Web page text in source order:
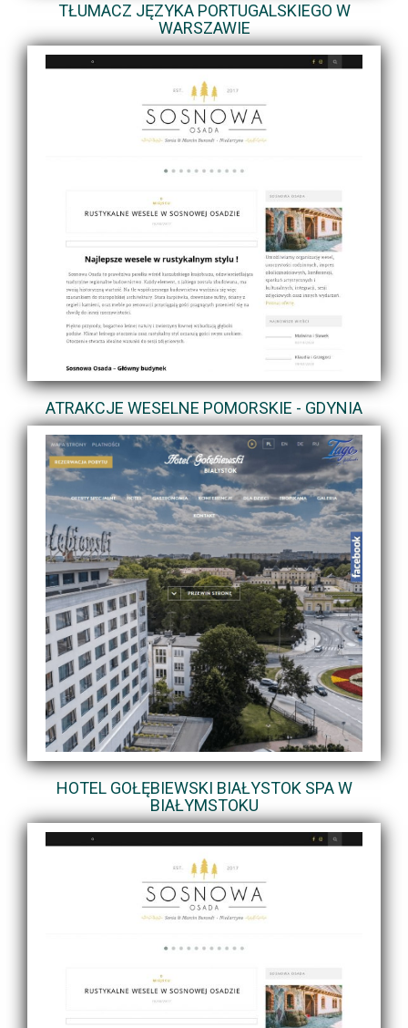
TŁUMACZ JĘZYKA PORTUGALSKIEGO W
WARSZAWIE
ATRAKCJE WESELNE POMORSKIE - GDYNIA
HOTEL GOŁĘBIEWSKI BIAŁYSTOK SPA W
BIAŁYMSTOKU